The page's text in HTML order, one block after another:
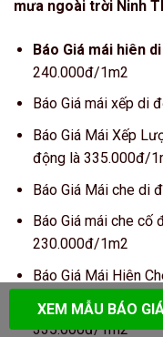
mưa ngoài trời Ninh
Báo Giá mái hiên
240.000đ/1m2
Báo Giá mái xếp di
Báo Giá Mái Xếp
động là 335.000đ/
Báo Giá Mái che di
Báo Giá mái che cố
230.000đ/1m2
Báo Giá Mái Hiên
Báo giá lắp mái che
335.000đ/1m2
XEM MẪU BÁO